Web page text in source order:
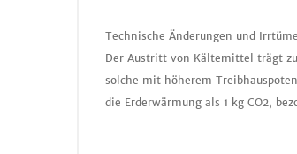
Technische Änderungen und
Der Austritt von Kältemittel trägt
solche mit höherem
die Erderwärmung als 1 kg CO2,